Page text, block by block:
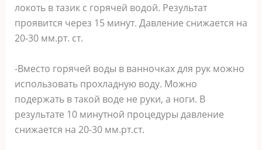
локоть в тазик с горячей водой. Результат
проявится через 15 минут. Давление снижается на
20-30 мм.рт. ст.
-Вместо горячей воды в ванночках для рук можно
использовать прохладную воду. Можно
подержать в такой воде не руки, а ноги. В
результате 10 минутной процедуры давление
снижается на 20-30 мм.рт.ст.